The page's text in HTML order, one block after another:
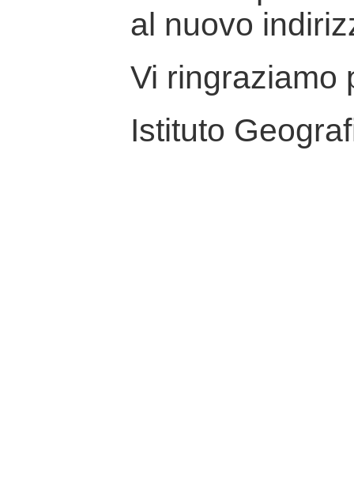
al nuovo
Vi ringraziamo
Istituto